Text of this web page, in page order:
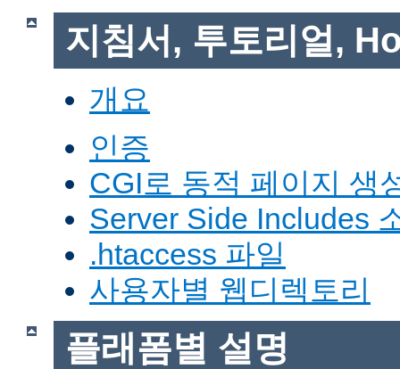
지침서, 투토리얼,
개요
인증
CGI로 동적 페이지 생
Server Side Includes
.htaccess 파일
사용자별 웹디렉토리
플래폼별 설명